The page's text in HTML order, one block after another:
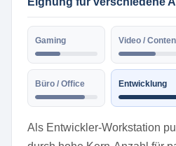
Gaming Video /
Büro / Office Entwicklung
Als Entwickler-Workstation